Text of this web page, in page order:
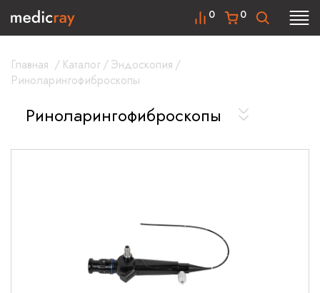
0
0
Главная / Каталог/Эндоскопия /
Риноларингофиброскопы
Риноларингофиброскопы